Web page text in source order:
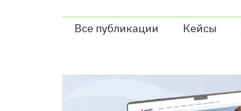
Все публикации Кейсы